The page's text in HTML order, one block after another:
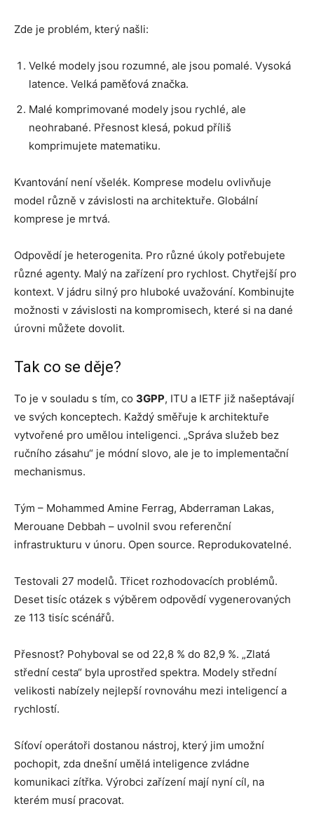
Zde je problém, který našli:
Velké modely jsou rozumné, ale jsou pomalé. Vysoká
latence. Velká paměťová značka.
Malé komprimované modely jsou rychlé, ale
neohrabané. Přesnost klesá, pokud příliš
komprimujete matematiku.
Kvantování není všelék. Komprese modelu ovlivňuje
model různě v závislosti na architektuře. Globální
komprese je mrtvá.
Odpovědí je heterogenita. Pro různé úkoly potřebujete
různé agenty. Malý na zařízení pro rychlost. Chytřejší pro
kontext. V jádru silný pro hluboké uvažování. Kombinujte
možnosti v závislosti na kompromisech, které si na dané
úrovni můžete dovolit.
Tak co se děje?
To je v souladu s tím, co 3GPP, ITU a IETF již našeptávají
ve svých konceptech. Každý směřuje k architektuře
vytvořené pro umělou inteligenci. „Správa služeb bez
ručního zásahu“ je módní slovo, ale je to implementační
mechanismus.
Tým – Mohammed Amine Ferrag, Abderraman Lakas,
Merouane Debbah – uvolnil svou referenční
infrastrukturu v únoru. Open source. Reprodukovatelné.
Testovali 27 modelů. Třicet rozhodovacích problémů.
Deset tisíc otázek s výběrem odpovědí vygenerovaných
ze 113 tisíc scénářů.
Přesnost? Pohyboval se od 22,8 % do 82,9 %. „Zlatá
střední cesta“ byla uprostřed spektra. Modely střední
velikosti nabízely nejlepší rovnováhu mezi inteligencí a
rychlostí.
Síťoví operátoři dostanou nástroj, který jim umožní
pochopit, zda dnešní umělá inteligence zvládne
komunikaci zítřka. Výrobci zařízení mají nyní cíl, na
kterém musí pracovat.